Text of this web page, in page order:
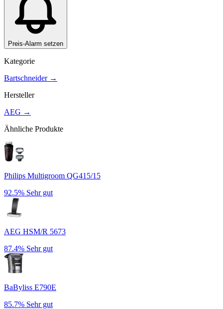
Preis-Alarm setzen
Kategorie
Bartschneider→
Hersteller
AEG →
Ähnliche Produkte
Philips Multigroom QG415/15
92.5% Sehr gut
AEG HSM/R 5673
87.4% Sehr gut
BaByliss E790E
85.7% Sehr gut